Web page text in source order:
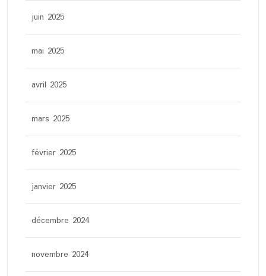
juin 2025
mai 2025
avril 2025
mars 2025
février 2025
janvier 2025
décembre 2024
novembre 2024